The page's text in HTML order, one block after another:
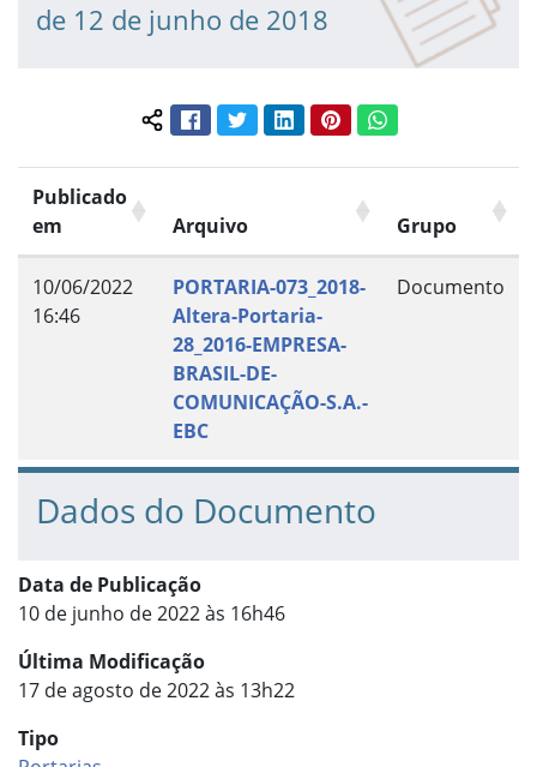
de 12 de junho de 2018
Compartilhar conteúdo:
FacebookTwitterLinkedInPinterestWhatsApp
Publicado
em
Arquivo Grupo
10/06/2022
16:46
PORTARIA-073_2018-
Altera-Portaria-
28_2016-EMPRESA-
BRASIL-DE-
COMUNICAÇÃO-S.A.-
EBC
Documento
Dados do Documento
Data de Publicação
10 de junho de 2022 às 16h46
Última Modificação
17 de agosto de 2022 às 13h22
Tipo